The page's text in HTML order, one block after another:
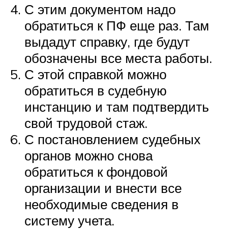
С этим документом надо
обратиться к ПФ еще раз. Там
выдадут справку, где будут
обозначены все места работы.
С этой справкой можно
обратиться в судебную
инстанцию и там подтвердить
свой трудовой стаж.
С постановлением судебных
органов можно снова
обратиться к фондовой
организации и внести все
необходимые сведения в
систему учета.